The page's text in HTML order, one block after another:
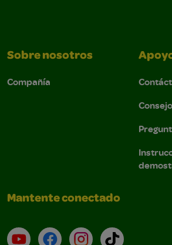
Sobre nosotros
Compañía
Mantente conectado
YouTube (en inglés)
Facebook (en inglés)
Instagram (en
TikTok